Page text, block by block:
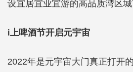
设宜居宜业宜游的高品质湾区城
i上啤酒节开启元宇宙
2022年是元宇宙大门真正打开